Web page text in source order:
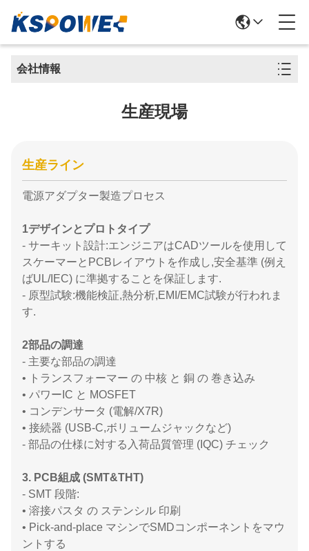
会社情報
生産現場
生産ライン
電源アダプター製造プロセス
1デザインとプロトタイプ
- サーキット設計:エンジニアはCADツールを使用して
スケーマーとPCBレイアウトを作成し,安全基準 (例え
ばUL/IEC) に準拠することを保証します.
- 原型試験:機能検証,熱分析,EMI/EMC試験が行われま
す.
2部品の調達
- 主要な部品の調達
• トランスフォーマー の 中核 と 銅 の 巻き込み
• パワーIC と MOSFET
• コンデンサータ (電解/X7R)
• 接続器 (USB-C,ボリュームジャックなど)
- 部品の仕様に対する入荷品質管理 (IQC) チェック
3. PCB組成 (SMT&THT)
- SMT 段階:
• 溶接パスタ の ステンシル 印刷
• Pick-and-place マシンでSMDコンポーネントをマウ
ントする